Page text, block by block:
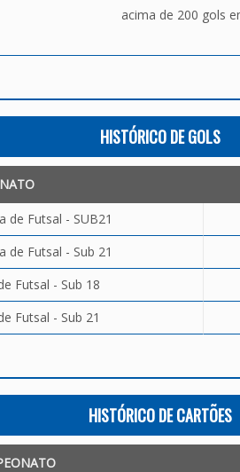
acima de 200 gols
HISTÓRICO DE GOLS
de Futsal - SUB21
de Futsal - Sub 21
Futsal - Sub 18
Futsal - Sub 21
HISTÓRICO DE CARTÕES